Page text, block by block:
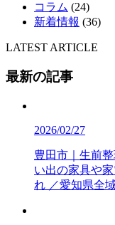
コラム (24)
新着情報 (36)
LATEST ARTICLE
最新の記事
2026/02/27
豊田市｜生前
い出の家具や
れ ／愛知県全